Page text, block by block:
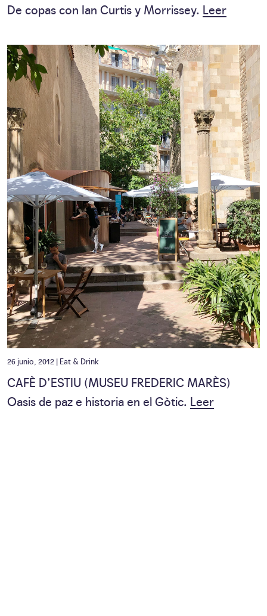
De copas con Ian Curtis y Morrissey. Leer
26 junio, 2012 | Eat & Drink
CAFÈ D’ESTIU (MUSEU FREDERIC MARÈS)
Oasis de paz e historia en el Gòtic. Leer